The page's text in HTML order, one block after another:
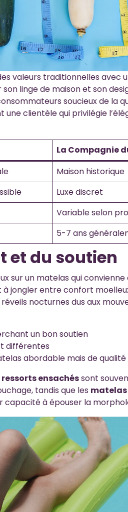
valeurs traditionnelles avec
linge de maison et son
soucieux de la
une clientèle qui privilégie
La Compagnie
Maison historique
Luxe discret
Variable selon
5-7 ans
et du soutien
sur un matelas qui convienne
jongler entre confort
nocturnes dus aux
un bon soutien
différentes
abordable mais de qualité
ressorts ensachéssont
tandis que les matelas
capacité à épouser la